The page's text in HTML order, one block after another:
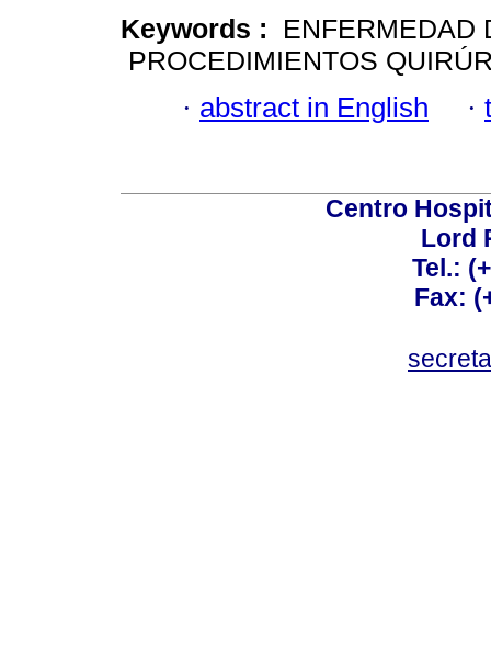
Keywords :
ENFERMEDAD
PROCEDIMIENTOS
· abstract in English ·
Centro
Lord
Tel.:
Fax: